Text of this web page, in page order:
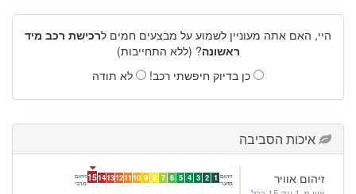
היי, האם אתה מעוניין לשמוע על מבצעים חמים לרכישת רכב מיד
ראשונה? (ללא התחייבות)
כן בדיוק חיפשתי רכב!
לא תודה
איכות הסביבה
זיהום אוויר
זיהום
מזערי 1
2
3
4
5
6
7
8
9
10
11
12
13
14
15זיהום
מרבי